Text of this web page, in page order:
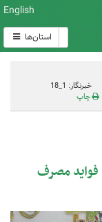
English
استان‌ها
خبرنگار: 1_18
چاپ
فواید مصرف